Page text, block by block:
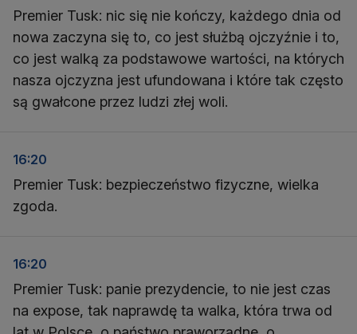
Premier Tusk: nic się nie kończy, każdego dnia od
nowa zaczyna się to, co jest służbą ojczyźnie i to,
co jest walką za podstawowe wartości, na których
nasza ojczyzna jest ufundowana i które tak często
są gwałcone przez ludzi złej woli.
16:20
Premier Tusk: bezpieczeństwo fizyczne, wielka
zgoda.
16:20
Premier Tusk: panie prezydencie, to nie jest czas
na expose, tak naprawdę ta walka, która trwa od